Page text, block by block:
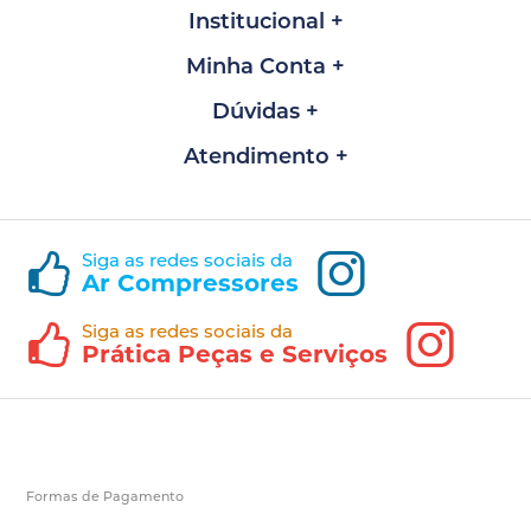
Institucional
Minha Conta
Dúvidas
Atendimento
Siga as redes sociais da
Ar Compressores
Siga as redes sociais da
Prática Peças e Serviços
Formas de Pagamento